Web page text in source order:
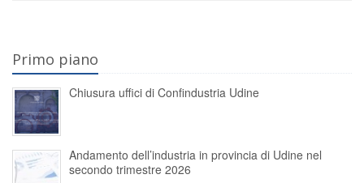
Primo piano
Chiusura uffici di Confindustria Udine
Andamento dell’industria in provincia di Udine nel
secondo trimestre 2026